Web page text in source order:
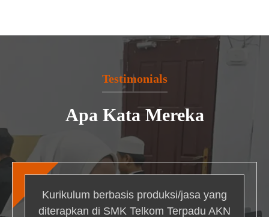
Testimonials
Apa Kata Mereka
Kurikulum berbasis produksi/jasa yang
diterapkan di SMK Telkom Terpadu AKN